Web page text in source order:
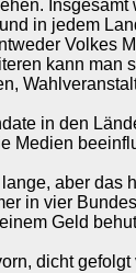
in jedem
Volkes
kann
in den
Medien
aber das
in vier
Geld
dicht